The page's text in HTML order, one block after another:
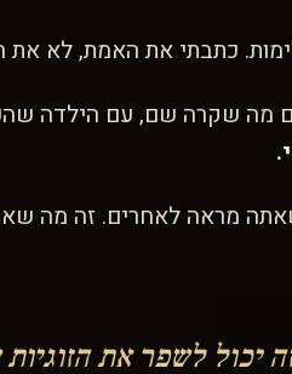
כתבתי את האמת, לא את
מה שקרה שם, עם הילדה
מראה לאחרים. זה מה
יכול לשפר את